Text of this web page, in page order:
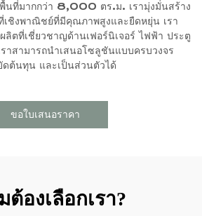
พื้นที่มากกว่า 8,000 ตร.ม. เรามุ่งมั่นสร้าง
ชิงพาณิชย์ที่มีคุณภาพสูงและยืดหยุ่น เรา
ลิตที่เชี่ยวชาญด้านเฟอร์นิเจอร์ ไฟฟ้า ประตู
าสามารถนำเสนอโซลูชันแบบครบวงจร
ดต้นทุน และเป็นส่วนตัวได้
ขอใบเสนอราคา
ต้องเลือกเรา?